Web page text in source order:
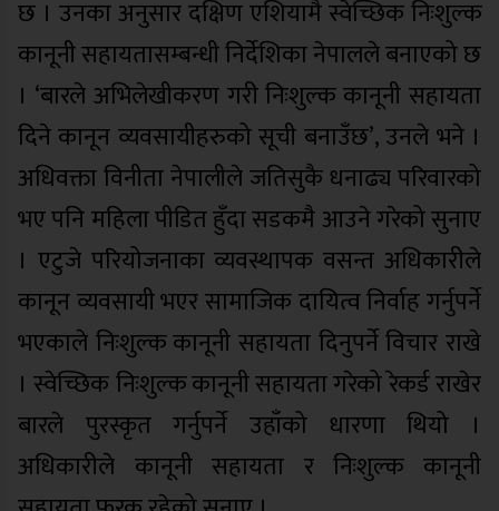
छ । उनका अनुसार दक्षिण एशियामै स्वेच्छिक निःशुल्क
कानूनी सहायतासम्बन्धी निर्देशिका नेपालले बनाएको छ
। ‘बारले अभिलेखीकरण गरी निःशुल्क कानूनी सहायता
दिने कानून व्यवसायीहरुको सूची बनाउँछ’, उनले भने ।
अधिवक्ता विनीता नेपालीले जतिसुकै धनाढ्य परिवारको
भए पनि महिला पीडित हुँदा सडकमै आउने गरेको सुनाए
। एटुजे परियोजनाका व्यवस्थापक वसन्त अधिकारीले
कानून व्यवसायी भएर सामाजिक दायित्व निर्वाह गर्नुपर्ने
भएकाले निःशुल्क कानूनी सहायता दिनुपर्ने विचार राखे
। स्वेच्छिक निःशुल्क कानूनी सहायता गरेको रेकर्ड राखेर
बारले पुरस्कृत गर्नुपर्ने उहाँको धारणा थियो ।
अधिकारीले कानूनी सहायता र निःशुल्क कानूनी